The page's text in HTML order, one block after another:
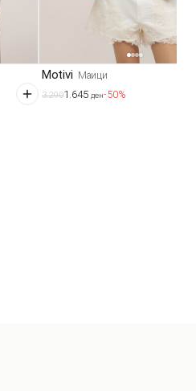
Motivi Маици
3.2901.645 ден-50%